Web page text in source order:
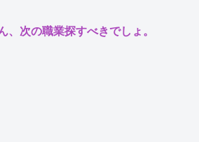
、次の職業探すべきでしょ。